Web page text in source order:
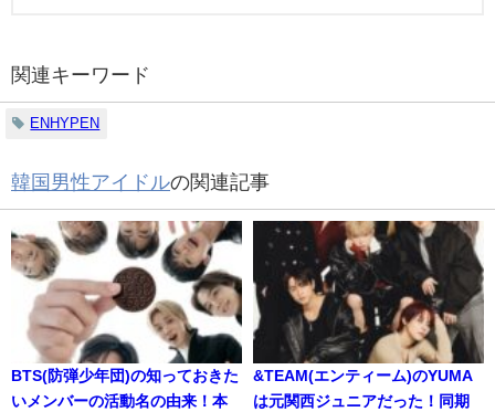
関連キーワード
ENHYPEN
韓国男性アイドルの関連記事
BTS(防弾少年団)の知っておきた
いメンバーの活動名の由来！本
&TEAM(エンティーム)のYUMA
は元関西ジュニアだった！同期